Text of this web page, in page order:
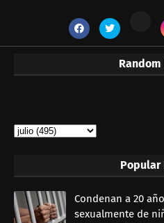
Popular
Condenan a 20
sexualmente de